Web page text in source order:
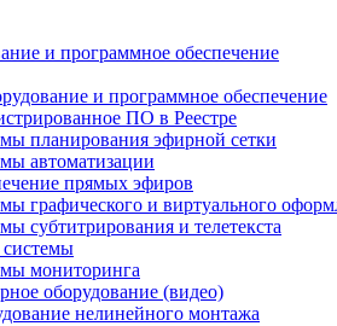
и программное обеспечение
и программное обеспечение
ПО в Реестре
планирования эфирной сетки
автоматизации
прямых эфиров
графического и виртуального
субтитрирования и телетекста
мониторинга
оборудование (видео)
нелинейного монтажа